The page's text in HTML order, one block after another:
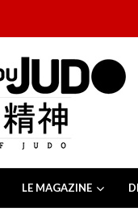
LE MAGAZINE